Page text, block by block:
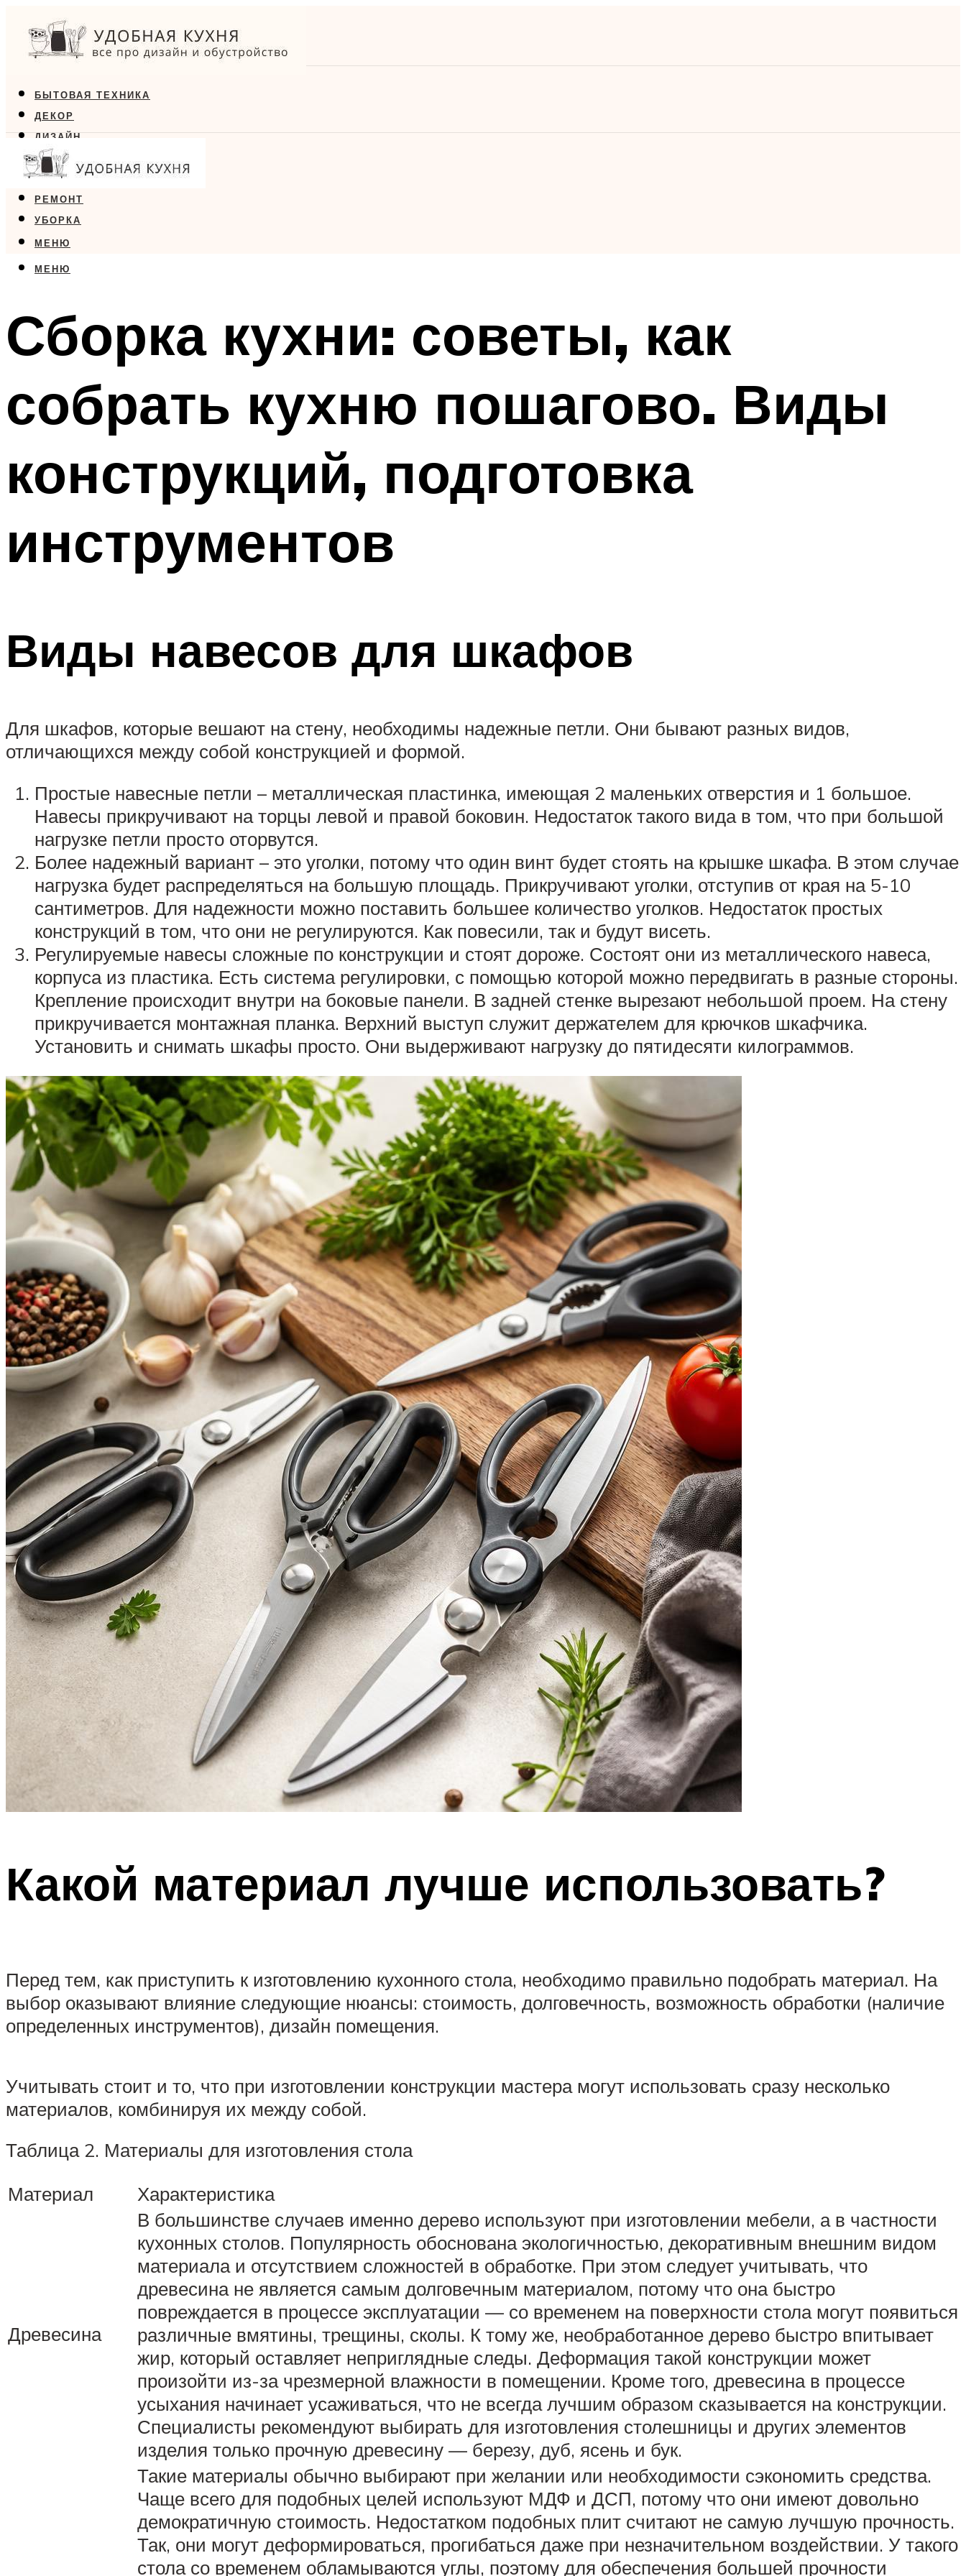
БЫТОВАЯ ТЕХНИКА
ДЕКОР
ДИЗАЙН
ЕДА
МЕБЕЛЬ
РЕМОНТ
УБОРКА
МЕНЮ
МЕНЮ
Сборка кухни: советы, как
собрать кухню пошагово. Виды
конструкций, подготовка
инструментов
Виды навесов для шкафов
Для шкафов, которые вешают на стену, необходимы надежные петли. Они бывают разных видов,
отличающихся между собой конструкцией и формой.
Простые навесные петли – металлическая пластинка, имеющая 2 маленьких отверстия и 1 большое.
Навесы прикручивают на торцы левой и правой боковин. Недостаток такого вида в том, что при большой
нагрузке петли просто оторвутся.
Более надежный вариант – это уголки, потому что один винт будет стоять на крышке шкафа. В этом случае
нагрузка будет распределяться на большую площадь. Прикручивают уголки, отступив от края на 5-10
сантиметров. Для надежности можно поставить большее количество уголков. Недостаток простых
конструкций в том, что они не регулируются. Как повесили, так и будут висеть.
Регулируемые навесы сложные по конструкции и стоят дороже. Состоят они из металлического навеса,
корпуса из пластика. Есть система регулировки, с помощью которой можно передвигать в разные стороны.
Крепление происходит внутри на боковые панели. В задней стенке вырезают небольшой проем. На стену
прикручивается монтажная планка. Верхний выступ служит держателем для крючков шкафчика.
Установить и снимать шкафы просто. Они выдерживают нагрузку до пятидесяти килограммов.
Какой материал лучше использовать?
Перед тем, как приступить к изготовлению кухонного стола, необходимо правильно подобрать материал. На
выбор оказывают влияние следующие нюансы: стоимость, долговечность, возможность обработки (наличие
определенных инструментов), дизайн помещения.
Учитывать стоит и то, что при изготовлении конструкции мастера могут использовать сразу несколько
материалов, комбинируя их между собой.
Таблица 2. Материалы для изготовления стола
Материал
Характеристика
Древесина
В большинстве случаев именно дерево используют при изготовлении мебели, а в частности
кухонных столов. Популярность обоснована экологичностью, декоративным внешним видом
материала и отсутствием сложностей в обработке. При этом следует учитывать, что
древесина не является самым долговечным материалом, потому что она быстро
повреждается в процессе эксплуатации — со временем на поверхности стола могут появиться
различные вмятины, трещины, сколы. К тому же, необработанное дерево быстро впитывает
жир, который оставляет неприглядные следы. Деформация такой конструкции может
произойти из-за чрезмерной влажности в помещении. Кроме того, древесина в процессе
усыхания начинает усаживаться, что не всегда лучшим образом сказывается на конструкции.
Специалисты рекомендуют выбирать для изготовления столешницы и других элементов
изделия только прочную древесину — березу, дуб, ясень и бук.
Такие материалы обычно выбирают при желании или необходимости сэкономить средства.
Чаще всего для подобных целей используют МДФ и ДСП, потому что они имеют довольно
демократичную стоимость. Недостатком подобных плит считают не самую лучшую прочность.
Так, они могут деформироваться, прогибаться даже при незначительном воздействии. У такого
стола со временем обламываются углы, поэтому для обеспечения большей прочности